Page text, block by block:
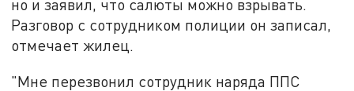
но и заявил, что салюты можно взрывать.
Разговор с сотрудником полиции он записал,
отмечает жилец.
"Мне перезвонил сотрудник наряда ППС